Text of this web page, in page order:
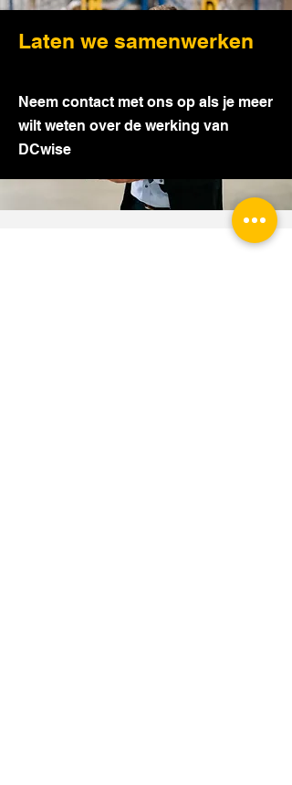
Laten we samenwerken
Neem contact met ons op als je meer
wilt weten over de werking van
DCwise